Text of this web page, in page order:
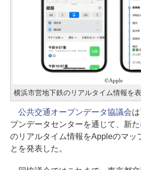
横浜市営地下鉄のリアルタイム情報を
公共交通オープンデータ協議会
プンデータセンターを通じて、新
のリアルタイム情報をAppleのマッ
とを発表した。